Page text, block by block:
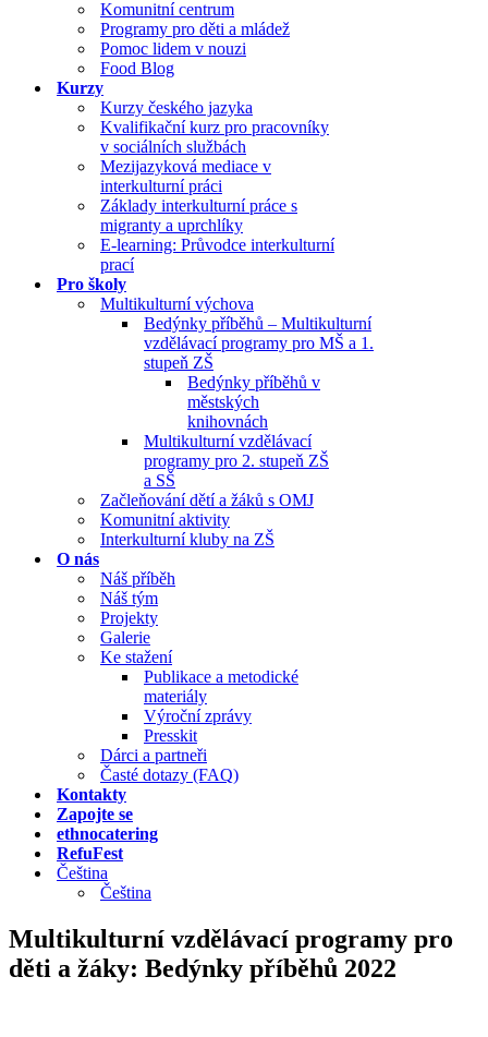
Komunitní centrum
Programy pro děti a mládež
Pomoc lidem v nouzi
Food Blog
Kurzy
Kurzy českého jazyka
Kvalifikační kurz pro pracovníky
v sociálních službách
Mezijazyková mediace v
interkulturní práci
Základy interkulturní práce s
migranty a uprchlíky
E-learning: Průvodce interkulturní
prací
Pro školy
Multikulturní výchova
Bedýnky příběhů – Multikulturní
vzdělávací programy pro MŠ a 1.
stupeň ZŠ
Bedýnky příběhů v
městských
knihovnách
Multikulturní vzdělávací
programy pro 2. stupeň ZŠ
a SŠ
Začleňování dětí a žáků s OMJ
Komunitní aktivity
Interkulturní kluby na ZŠ
O nás
Náš příběh
Náš tým
Projekty
Galerie
Ke stažení
Publikace a metodické
materiály
Výroční zprávy
Presskit
Dárci a partneři
Časté dotazy (FAQ)
Kontakty
Zapojte se
ethnocatering
RefuFest
Čeština
Čeština
Multikulturní vzdělávací programy pro
děti a žáky: Bedýnky příběhů 2022